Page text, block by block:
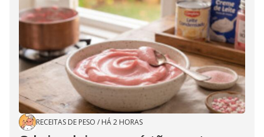
RECEITAS DE PESO / HÁ 2 HORAS